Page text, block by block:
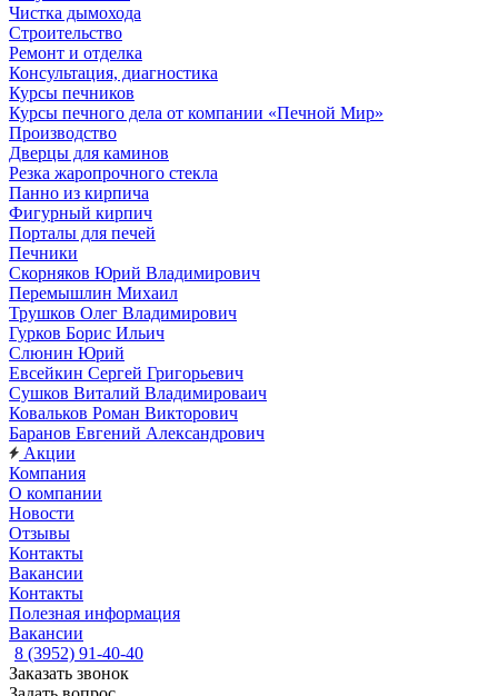
Чистка дымохода
Строительство
Ремонт и отделка
Консультация, диагностика
Курсы печников
Курсы печного дела от компании «Печной Мир»
Производство
Дверцы для каминов
Резка жаропрочного стекла
Панно из кирпича
Фигурный кирпич
Порталы для печей
Печники
Скорняков Юрий Владимирович
Перемышлин Михаил
Трушков Олег Владимирович
Гурков Борис Ильич
Слюнин Юрий
Евсейкин Сергей Григорьевич
Сушков Виталий Владимироваич
Ковальков Роман Викторович
Баранов Евгений Александрович
Акции
Компания
О компании
Новости
Отзывы
Контакты
Вакансии
Контакты
Полезная информация
Вакансии
8 (3952) 91-40-40
Заказать звонок